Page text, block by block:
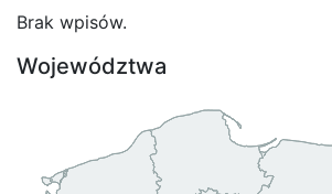
Brak wpisów.
Województwa